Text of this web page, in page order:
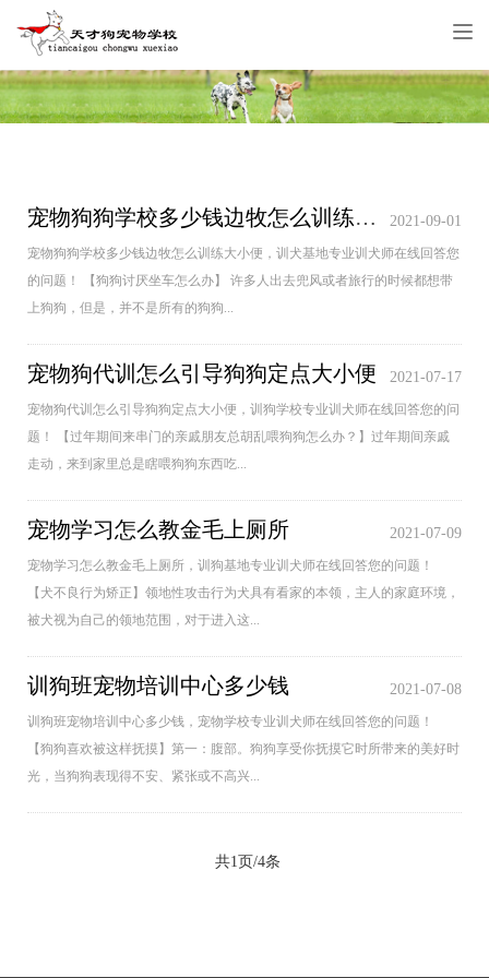
2021-09-01
宠物狗狗学校多少钱边牧怎么训练大小便
宠物狗狗学校多少钱边牧怎么训练大小便，训犬基地专业训犬师在线回答您
的问题！ 【狗狗讨厌坐车怎么办】 许多人出去兜风或者旅行的时候都想带
上狗狗，但是，并不是所有的狗狗...
2021-07-17
宠物狗代训怎么引导狗狗定点大小便
宠物狗代训怎么引导狗狗定点大小便，训狗学校专业训犬师在线回答您的问
题！ 【过年期间来串门的亲戚朋友总胡乱喂狗狗怎么办？】过年期间亲戚
走动，来到家里总是瞎喂狗狗东西吃...
2021-07-09
宠物学习怎么教金毛上厕所
宠物学习怎么教金毛上厕所，训狗基地专业训犬师在线回答您的问题！
【犬不良行为矫正】领地性攻击行为犬具有看家的本领，主人的家庭环境，
被犬视为自己的领地范围，对于进入这...
2021-07-08
训狗班宠物培训中心多少钱
训狗班宠物培训中心多少钱，宠物学校专业训犬师在线回答您的问题！
【狗狗喜欢被这样抚摸】第一：腹部。狗狗享受你抚摸它时所带来的美好时
光，当狗狗表现得不安、紧张或不高兴...
共1页/4条